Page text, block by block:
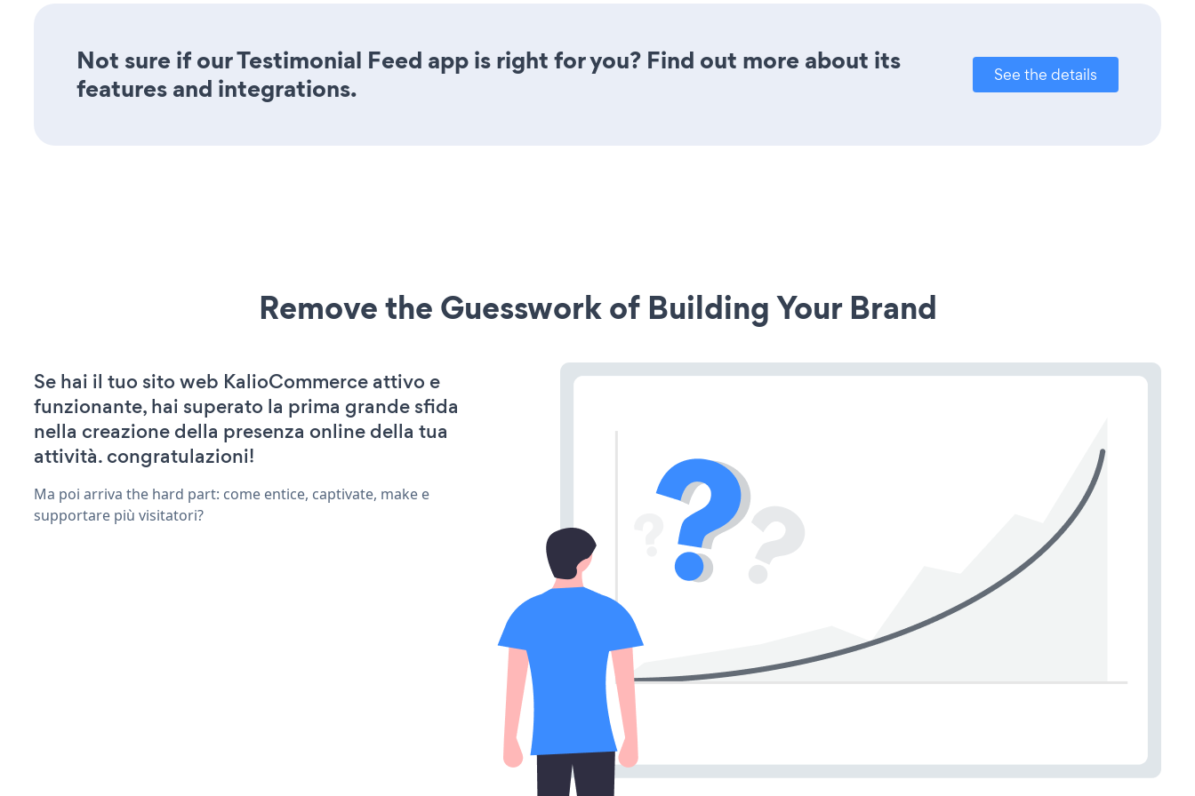
Not sure if our Testimonial Feed app is right for you? Find out more about its
features and integrations.
See the details
Remove the Guesswork of Building Your Brand
Se hai il tuo sito web KalioCommerce attivo e
funzionante, hai superato la prima grande sfida
nella creazione della presenza online della tua
attività. congratulazioni!
Ma poi arriva the hard part: come entice, captivate, make e
supportare più visitatori?